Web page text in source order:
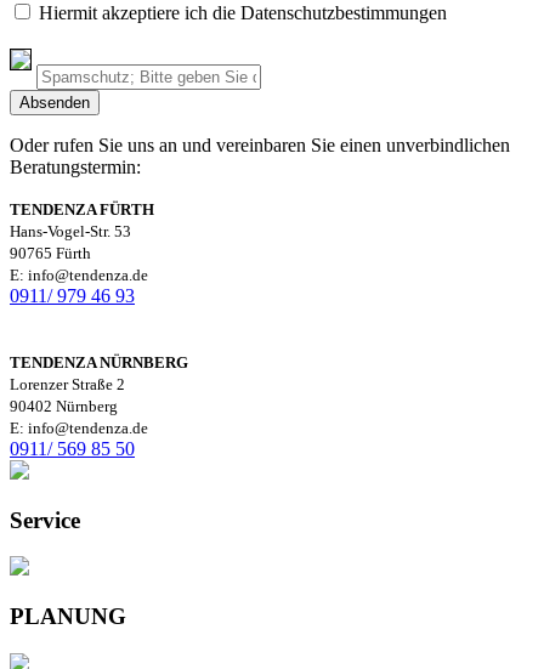
Hiermit akzeptiere ich die Datenschutzbestimmungen
Oder rufen Sie uns an und vereinbaren Sie einen unverbindlichen
Beratungstermin:
TENDENZA FÜRTH
Hans-Vogel-Str. 53
90765 Fürth
E: info@tendenza.de
0911/ 979 46 93
TENDENZA NÜRNBERG
Lorenzer Straße 2
90402 Nürnberg
E: info@tendenza.de
0911/ 569 85 50
Service
PLANUNG